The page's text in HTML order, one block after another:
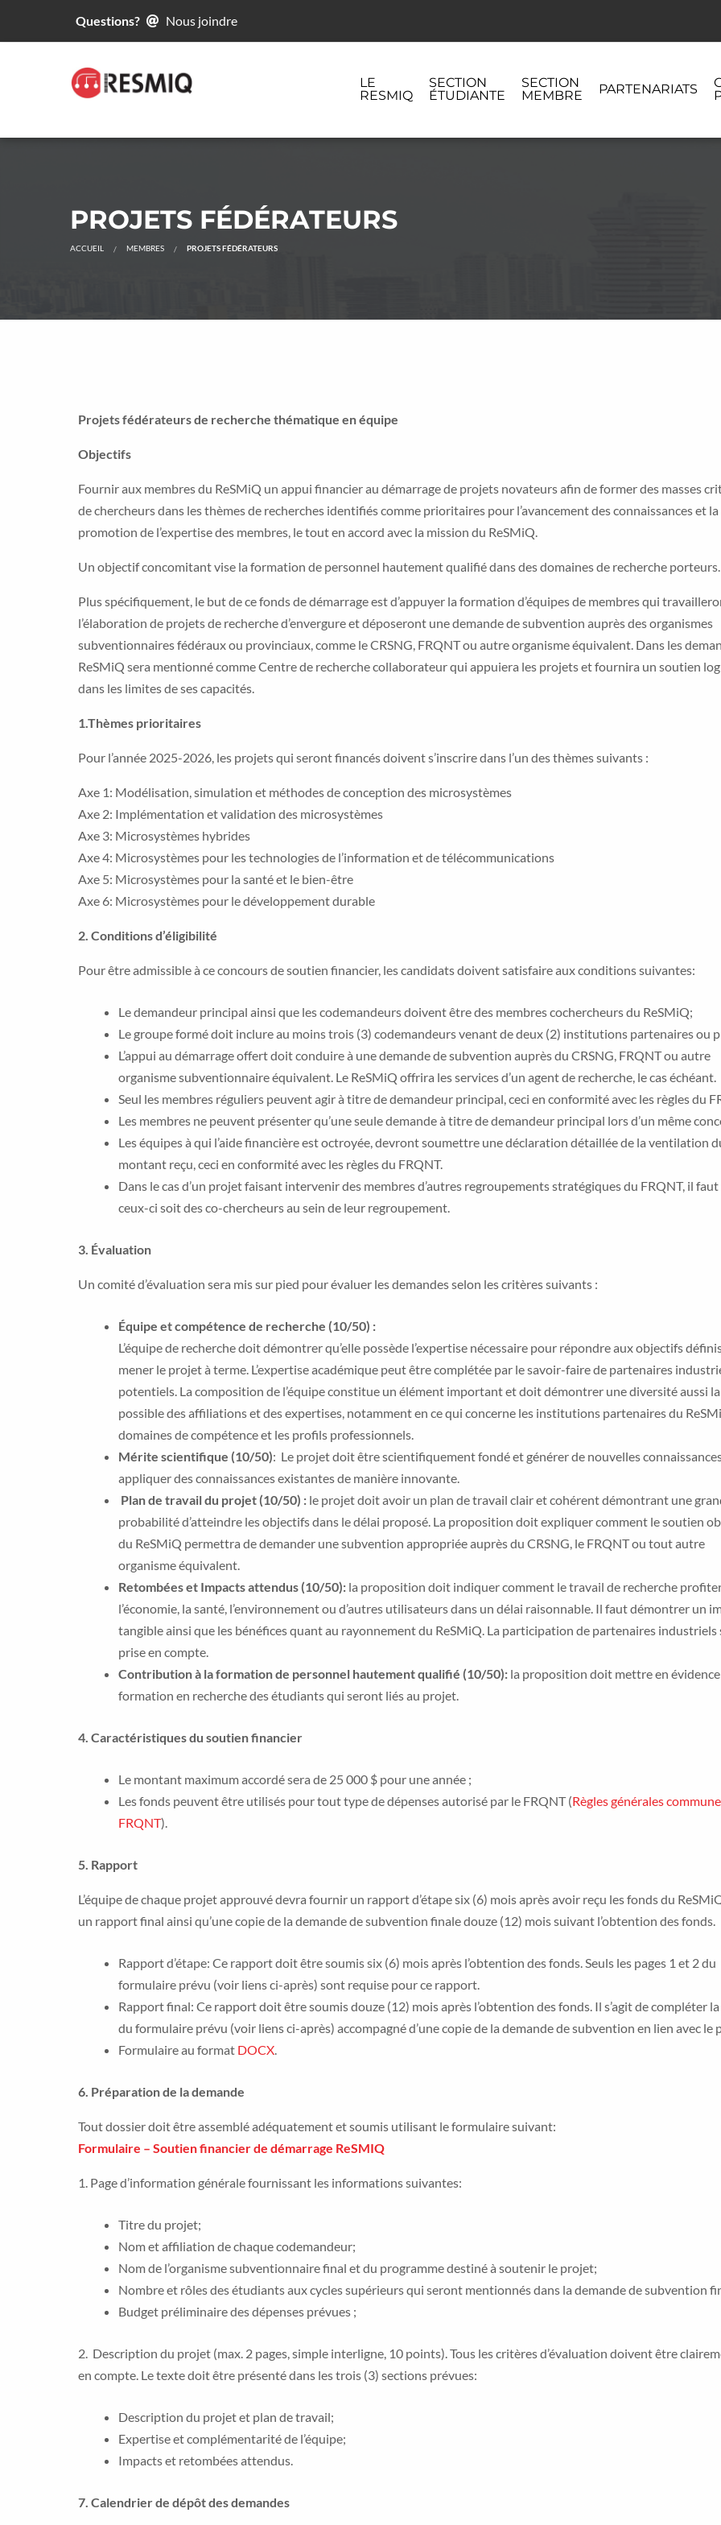
Questions? Nous joindre
LE
RESMIQ
SECTION
ÉTUDIANTE
SECTION
MEMBRE
PARTENARIATS
PROJETS FÉDÉRATEURS
ACCUEIL MEMBRES PROJETS FÉDÉRATEURS
Projets fédérateurs de recherche thématique en équipe
Objectifs
Fournir aux membres du ReSMiQ un appui financier au démarrage de projets novateurs afin de former des masses
de chercheurs dans les thèmes de recherches identifiés comme prioritaires pour l’avancement des connaissances et la
promotion de l’expertise des membres, le tout en accord avec la mission du ReSMiQ.
Un objectif concomitant vise la formation de personnel hautement qualifié dans des domaines de recherche porteurs.
Plus spécifiquement, le but de ce fonds de démarrage est d’appuyer la formation d’équipes de membres qui
l’élaboration de projets de recherche d’envergure et déposeront une demande de subvention auprès des organismes
subventionnaires fédéraux ou provinciaux, comme le CRSNG, FRQNT ou autre organisme équivalent. Dans les
ReSMiQ sera mentionné comme Centre de recherche collaborateur qui appuiera les projets et fournira un soutien
dans les limites de ses capacités.
1.Thèmes prioritaires
Pour l’année 2025-2026, les projets qui seront financés doivent s’inscrire dans l’un des thèmes suivants :
Axe 1: Modélisation, simulation et méthodes de conception des microsystèmes
Axe 2: Implémentation et validation des microsystèmes
Axe 3: Microsystèmes hybrides
Axe 4: Microsystèmes pour les technologies de l’information et de télécommunications
Axe 5: Microsystèmes pour la santé et le bien-être
Axe 6: Microsystèmes pour le développement durable
2. Conditions d’éligibilité
Pour être admissible à ce concours de soutien financier, les candidats doivent satisfaire aux conditions suivantes:
Le demandeur principal ainsi que les codemandeurs doivent être des membres cochercheurs du ReSMiQ;
Le groupe formé doit inclure au moins trois (3) codemandeurs venant de deux (2) institutions partenaires ou
L’appui au démarrage offert doit conduire à une demande de subvention auprès du CRSNG, FRQNT ou autre
organisme subventionnaire équivalent. Le ReSMiQ offrira les services d’un agent de recherche, le cas échéant.
Seul les membres réguliers peuvent agir à titre de demandeur principal, ceci en conformité avec les règles du
Les membres ne peuvent présenter qu’une seule demande à titre de demandeur principal lors d’un même
Les équipes à qui l’aide financière est octroyée, devront soumettre une déclaration détaillée de la ventilation
montant reçu, ceci en conformité avec les règles du FRQNT.
Dans le cas d’un projet faisant intervenir des membres d’autres regroupements stratégiques du FRQNT, il
ceux-ci soit des co-chercheurs au sein de leur regroupement.
3. Évaluation
Un comité d’évaluation sera mis sur pied pour évaluer les demandes selon les critères suivants :
Équipe et compétence de recherche (10/50) :
L’équipe de recherche doit démontrer qu’elle possède l’expertise nécessaire pour répondre aux objectifs
mener le projet à terme. L’expertise académique peut être complétée par le savoir-faire de partenaires
potentiels. La composition de l’équipe constitue un élément important et doit démontrer une diversité aussi
possible des affiliations et des expertises, notamment en ce qui concerne les institutions partenaires du
domaines de compétence et les profils professionnels.
Mérite scientifique (10/50): Le projet doit être scientifiquement fondé et générer de nouvelles
appliquer des connaissances existantes de manière innovante.
Plan de travail du projet (10/50) : le projet doit avoir un plan de travail clair et cohérent démontrant une
probabilité d’atteindre les objectifs dans le délai proposé. La proposition doit expliquer comment le soutien
du ReSMiQ permettra de demander une subvention appropriée auprès du CRSNG, le FRQNT ou tout autre
organisme équivalent.
Retombées et Impacts attendus (10/50): la proposition doit indiquer comment le travail de recherche
l’économie, la santé, l’environnement ou d’autres utilisateurs dans un délai raisonnable. Il faut démontrer un
tangible ainsi que les bénéfices quant au rayonnement du ReSMiQ. La participation de partenaires industriels
prise en compte.
Contribution à la formation de personnel hautement qualifié (10/50): la proposition doit mettre en
formation en recherche des étudiants qui seront liés au projet.
4. Caractéristiques du soutien financier
Le montant maximum accordé sera de 25 000 $ pour une année ;
Les fonds peuvent être utilisés pour tout type de dépenses autorisé par le FRQNT (Règles générales
FRQNT).
5. Rapport
L’équipe de chaque projet approuvé devra fournir un rapport d’étape six (6) mois après avoir reçu les fonds du
un rapport final ainsi qu’une copie de la demande de subvention finale douze (12) mois suivant l’obtention des fonds.
Rapport d’étape: Ce rapport doit être soumis six (6) mois après l’obtention des fonds. Seuls les pages 1 et 2 du
formulaire prévu (voir liens ci-après) sont requise pour ce rapport.
Rapport final: Ce rapport doit être soumis douze (12) mois après l’obtention des fonds. Il s’agit de compléter la
du formulaire prévu (voir liens ci-après) accompagné d’une copie de la demande de subvention en lien avec le
Formulaire au format DOCX.
6. Préparation de la demande
Tout dossier doit être assemblé adéquatement et soumis utilisant le formulaire suivant:
Formulaire – Soutien financier de démarrage ReSMIQ
1. Page d’information générale fournissant les informations suivantes:
Titre du projet;
Nom et affiliation de chaque codemandeur;
Nom de l’organisme subventionnaire final et du programme destiné à soutenir le projet;
Nombre et rôles des étudiants aux cycles supérieurs qui seront mentionnés dans la demande de subvention
Budget préliminaire des dépenses prévues ;
2. Description du projet (max. 2 pages, simple interligne, 10 points). Tous les critères d’évaluation doivent être
en compte. Le texte doit être présenté dans les trois (3) sections prévues:
Description du projet et plan de travail;
Expertise et complémentarité de l’équipe;
Impacts et retombées attendus.
7. Calendrier de dépôt des demandes